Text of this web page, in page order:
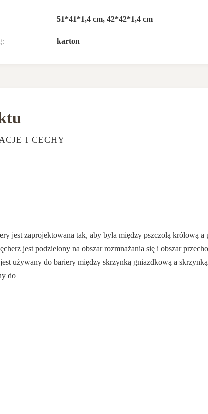
51*41*1,4 cm, 42*42*1,4 cm
karton
I CECHY
zaprojektowana tak, aby była między pszczołą królową a
jest podzielony na obszar rozmnażania się i obszar
używany do bariery między skrzynką gniazdkową a
do